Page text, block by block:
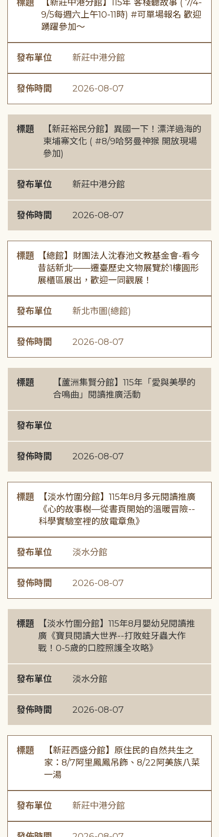
標題
【新莊中港分館】115年 客棧聽故事 ( 7/4-
9/5每週六上午10-11時) #可單場報名 歡迎
踴躍參加～
發布單位 新莊中港分館
發佈時間 2026-08-07
標題
【新莊裕民分館】異國一下！漂洋過海的
柬埔寨文化 ( #8/9哈努曼神猴 開放現場
參加)
發布單位 新莊中港分館
發佈時間 2026-08-07
標題
【總館】財團法人沈春池文教基金會-看今
昔話新北——遷臺歷史文物展覽於1樓圓形
展櫃區展出，歡迎一同觀展！
發布單位 新北市圖(總館)
發佈時間 2026-08-07
標題
【蘆洲集賢分館】115年「愛與美學的
合鳴曲」閱讀推廣活動
發布單位
發佈時間 2026-08-07
標題
【淡水竹圍分館】115年8月多元閱讀推廣
《心的故事樹—從書頁開始的溫暖冒險--
科學實驗室裡的放電章魚》
發布單位 淡水分館
發佈時間 2026-08-07
標題
【淡水竹圍分館】115年8月嬰幼兒閱讀推
廣《寶貝閱讀大世界--打敗蛀牙蟲大作
戰！0-5歲的口腔照護全攻略》
發布單位 淡水分館
發佈時間 2026-08-07
標題
【新莊西盛分館】原住民的自然共生之
家：8/7阿里鳳鳳吊飾、8/22阿美族八菜
一湯
發布單位 新莊中港分館